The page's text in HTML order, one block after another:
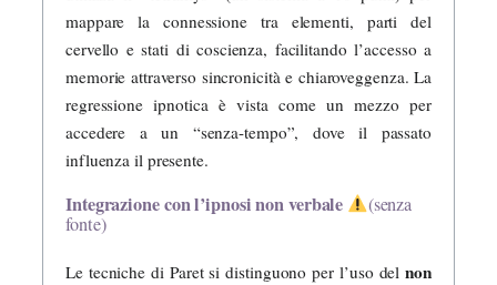
mappare la connessione tra elementi, parti del
cervello e stati di coscienza, facilitando l’accesso a
memorie attraverso sincronicità e chiaroveggenza. La
regressione ipnotica è vista come un mezzo per
accedere a un “senza-tempo”, dove il passato
influenza il presente.
Integrazione con l’ipnosi non verbale
(senza
fonte)
Le tecniche di Paret si distinguono per l’uso delnon